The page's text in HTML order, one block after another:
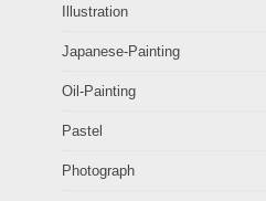
Illustration
Japanese-Painting
Oil-Painting
Pastel
Photograph